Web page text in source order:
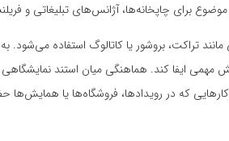
برای چاپخانه‌ها، آژانس‌های تبلیغاتی و
مانند تراکت، بروشور یا کاتالوگ استفاده
ایفا کند. هماهنگی میان استند
که در رویدادها، فروشگاه‌ها یا همایش‌ها